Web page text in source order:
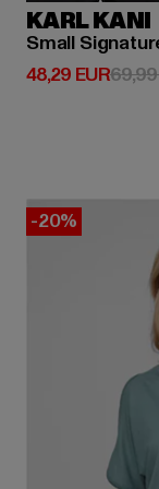
KARL KANI
Small
48,29 EUR
Derzeitiger
-20%